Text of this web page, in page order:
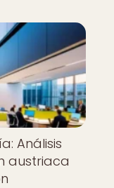
Análisis
austriaca